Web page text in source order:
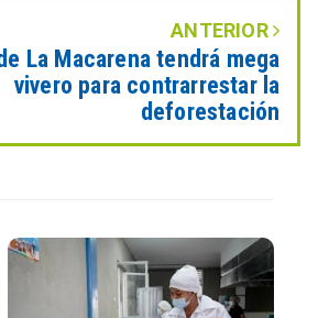
ANTERIOR
La Macarena tendrá mega
vivero para contrarrestar la
deforestación